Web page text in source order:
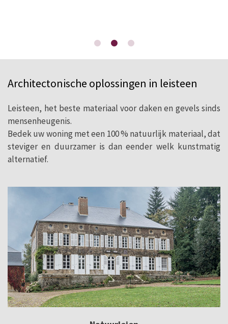
Les Palmiers
Bretagne
(France)
Architects
Architectonische oplossingen in leisteen
Leisteen, het beste materiaal voor daken en gevels sinds
mensenheugenis.
Bedek uw woning met een 100 % natuurlijk materiaal, dat
steviger en duurzamer is dan eender welk kunstmatig
alternatief.